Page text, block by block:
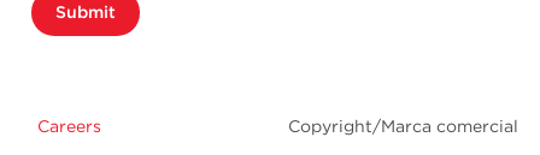
Submit
Careers Copyright/Marca comercial